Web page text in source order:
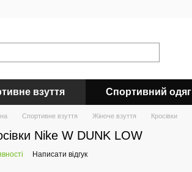
взуття Спортивний одяг
Спортивне взуття Жіноче взуття Кросівки
Nike W DUNK LOW
Написати відгук